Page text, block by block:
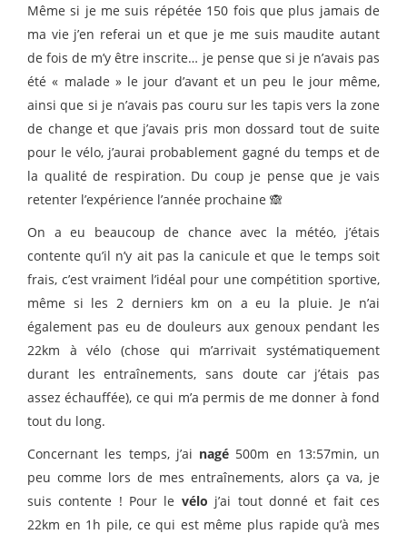
Même si je me suis répétée 150 fois que plus jamais de
ma vie j’en referai un et que je me suis maudite autant
de fois de m’y être inscrite… je pense que si je n’avais pas
été « malade » le jour d’avant et un peu le jour même,
ainsi que si je n’avais pas couru sur les tapis vers la zone
de change et que j’avais pris mon dossard tout de suite
pour le vélo, j’aurai probablement gagné du temps et de
la qualité de respiration. Du coup je pense que je vais
retenter l’expérience l’année prochaine 🙈
On a eu beaucoup de chance avec la météo, j’étais
contente qu’il n’y ait pas la canicule et que le temps soit
frais, c’est vraiment l’idéal pour une compétition sportive,
même si les 2 derniers km on a eu la pluie. Je n’ai
également pas eu de douleurs aux genoux pendant les
22km à vélo (chose qui m’arrivait systématiquement
durant les entraînements, sans doute car j’étais pas
assez échauffée), ce qui m’a permis de me donner à fond
tout du long.
Concernant les temps, j’ai nagé 500m en 13:57min, un
peu comme lors de mes entraînements, alors ça va, je
suis contente ! Pour le vélo j’ai tout donné et fait ces
22km en 1h pile, ce qui est même plus rapide qu’à mes